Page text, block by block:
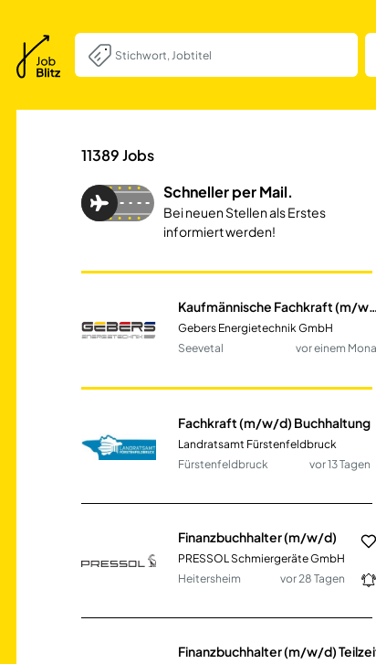
11389Jobs
Schneller per Mail.
Bei neuen Stellen als Erstes
informiert werden!
Kaufmännische Fachkraft (m/w/d) Finanzbuchhaltung
Gebers Energietechnik GmbH
Seevetal
vor einem
Fachkraft (m/w/d) Buchhaltung
Landratsamt Fürstenfeldbruck
Fürstenfeldbruck
vor 13 Tagen
Finanzbuchhalter (m/w/d)
PRESSOL Schmiergeräte GmbH
Heitersheim
vor 28 Tagen
Finanzbuchhalter (m/w/d)